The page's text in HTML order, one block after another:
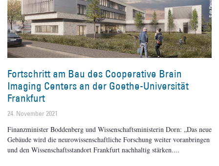
Fortschritt am Bau des Cooperative Brain
Imaging Centers an der Goethe-Universität
Frankfurt
24. November 2021
Finanzminister Boddenberg und Wissenschaftsministerin Dorn: „Das neue
Gebäude wird die neurowissenschaftliche Forschung weiter voranbringen
und den Wissenschaftsstandort Frankfurt nachhaltig stärken.